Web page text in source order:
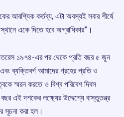
আবশ্যিক কর্তব্য, এটা অবস্যই সবার শীর্ষে
একে দিতে হবে অগ্রাধিকার”।
১৯৭৪-এর পর থেকে প্রতি বছর ৫ জুন
ব্যক্তিবর্গ আমাদের গ্রহের প্রতি ও
স্মরন করতে ও বিশ্ব পরিবেশ দিবস
এই দশকের লক্ষ্যের উদ্দেশ্যে বাস্তুতন্ত্র
সূচনা করা হল।